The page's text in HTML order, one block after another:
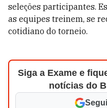
seleções participantes.
as equipes treinem, se
cotidiano do torneio.
Siga a Exame e
notícias do